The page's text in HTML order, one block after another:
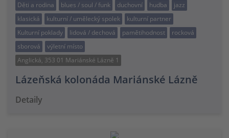
Děti a rodina blues / soul / funk duchovní hudba
jazz
klasická
kulturní / umělecký spolek
kulturní partner
Kulturní poklady
lidová / dechová pamětihodnost
rocková
sborová
výletní místo
Anglická, 353 01 Mariánské Lázně 1
Lázeňská kolonáda Mariánské Lázně
Detaily